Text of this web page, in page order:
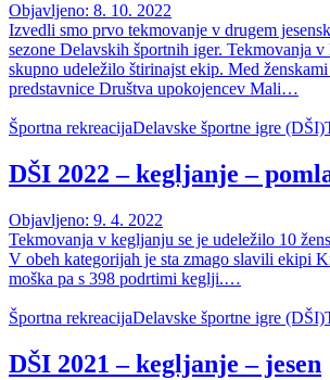
Objavljeno: 8. 10. 2022
Izvedli smo prvo tekmovanje v drugem
sezone Delavskih športnih iger. Tekmovanja v
skupno udeležilo štirinajst ekip. Med
predstavnice Društva upokojencev Mali…
Športna rekreacijaDelavske športne igre (DŠI)
DŠI 2022 – kegljanje –
Objavljeno: 9. 4. 2022
Tekmovanja v kegljanju se je udeležilo 10
V obeh kategorijah je sta zmago slavili ekipi
moška pa s 398 podrtimi keglji.…
Športna rekreacijaDelavske športne igre (DŠI)
DŠI 2021 – kegljanje – jesen